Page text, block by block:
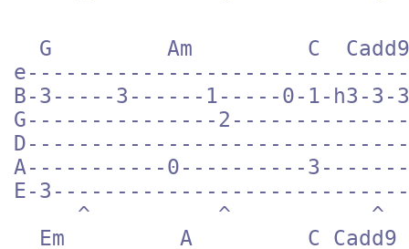
B-3-----3------1-----0-1-h3-3-
G---------------
A-----------0----------
E-